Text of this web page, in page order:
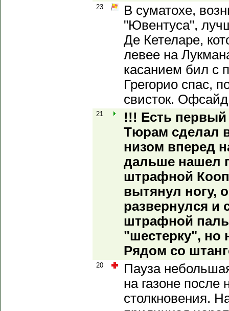
23
В суматохе,
"Ювентуса",
Де Кетеларе,
левее на
касанием бил с
Грегорио спас,
свисток.
21
!!! Есть
Тюрам сделал
низом вперед
дальше нашел
штрафной
вытянул ногу,
развернулся и
штрафной
"шестерку", но
Рядом со
20
Пауза
на газоне после
столкновения.